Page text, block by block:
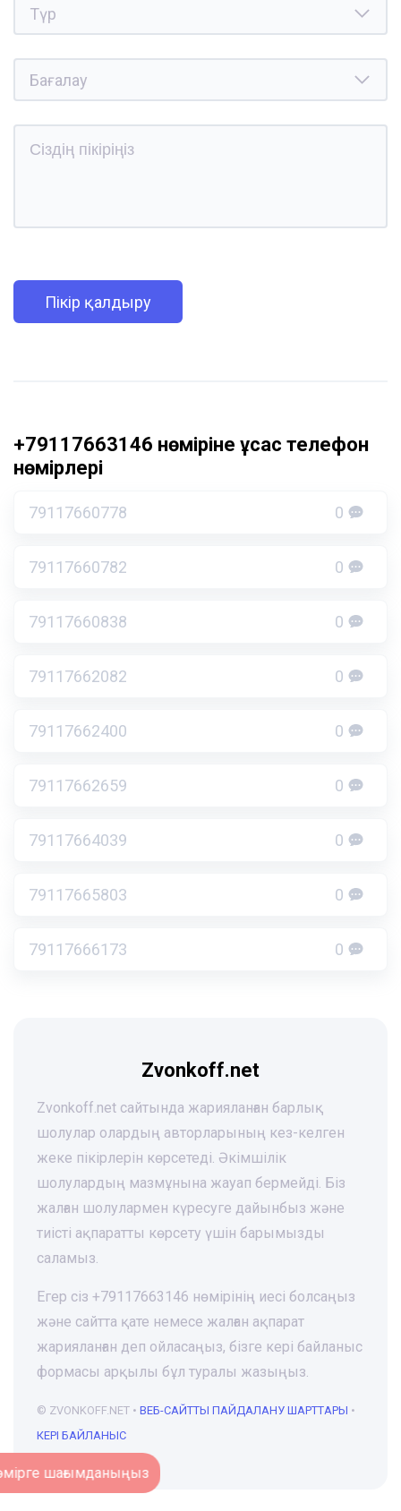
Пікір қалдыру
+79117663146 нөміріне ұқсас телефон
нөмірлері
79117660778 0
79117660782 0
79117660838 0
79117662082 0
79117662400 0
79117662659 0
79117664039 0
79117665803 0
79117666173 0
Zvonkoff.net
Zvonkoff.net сайтында жарияланған барлық
шолулар олардың авторларының кез-келген
жеке пікірлерін көрсетеді. Әкімшілік
шолулардың мазмұнына жауап бермейді. Біз
жалған шолулармен күресуге дайынбыз және
тиісті ақпаратты көрсету үшін барымызды
саламыз.
Егер сіз +79117663146 нөмірінің иесі болсаңыз
және сайтта қате немесе жалған ақпарат
жарияланған деп ойласаңыз, бізге кері байланыс
формасы арқылы бұл туралы жазыңыз.
© ZVONKOFF.NET • ВЕБ-CАЙТТЫ ПАЙДАЛАНУ ШАРТТАРЫ •
КЕРІ БАЙЛАНЫС
Нөмірге шағымданыңыз